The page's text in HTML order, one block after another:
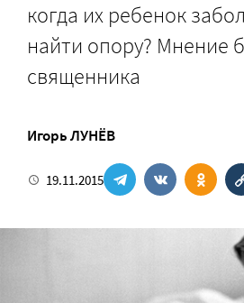
когда их ребенок
найти опору? Мнение
священника
Игорь ЛУНЁВ
19.11.2015